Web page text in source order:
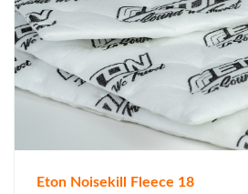
Eton Noisekill Fleece 18